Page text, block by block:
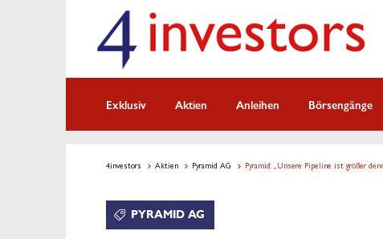
Exklusiv Aktien Anleihen Börsengänge
4investors Aktien Pyramid AG Pyramid: „Unsere Pipeline ist größer
PYRAMID AG